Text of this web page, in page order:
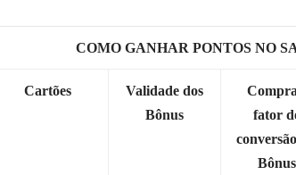
COMO GANHAR PONTOS NO
Cartões
Validade dos
Bônus
fator
Bônus